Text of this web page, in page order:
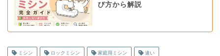
び方から解説
ミシン ロックミシン 家庭用ミシン 違い